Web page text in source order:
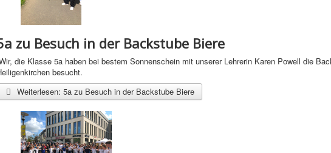
zu Besuch in der Backstube Biere
die Klasse 5a haben bei bestem Sonnenschein mit unserer Lehrerin Karen Powell die
besucht.
Weiterlesen: 5a zu Besuch in der Backstube Biere